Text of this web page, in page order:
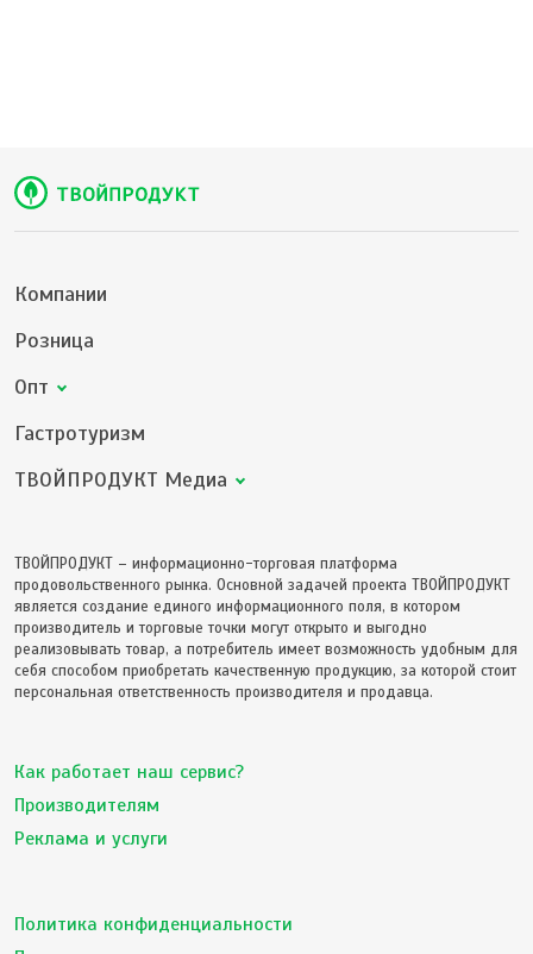
Компании
Розница
Опт
Гастротуризм
ТВОЙПРОДУКТ Медиа
ТВОЙПРОДУКТ – информационно-торговая платформа
продовольственного рынка. Основной задачей проекта ТВОЙПРОДУКТ
является создание единого информационного поля, в котором
производитель и торговые точки могут открыто и выгодно
реализовывать товар, а потребитель имеет возможность удобным для
себя способом приобретать качественную продукцию, за которой стоит
персональная ответственность производителя и продавца.
Как работает наш сервис?
Производителям
Реклама и услуги
Политика конфиденциальности